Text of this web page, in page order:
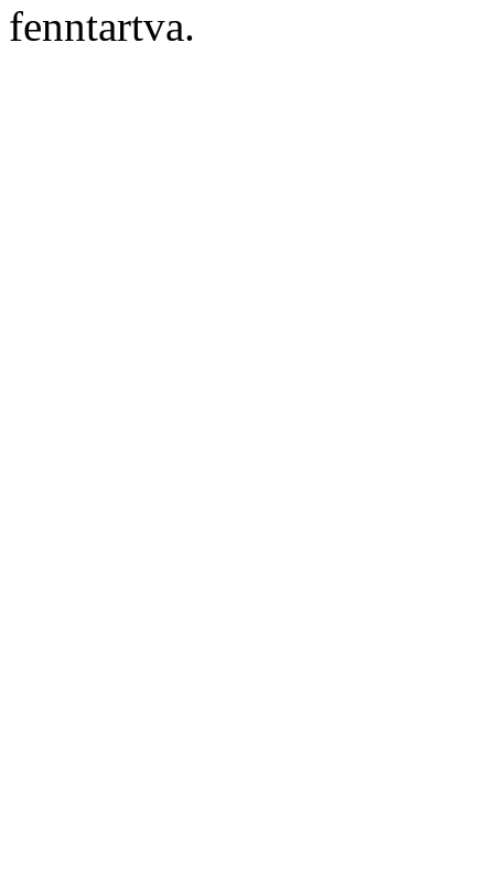
fenntartva.